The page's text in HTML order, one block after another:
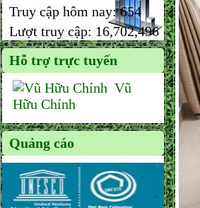
Truy cập hôm nay:654
Lượt truy cập: 16,702,496
Hỗ trợ trực tuyến
Vũ
Hữu Chính
Quảng cáo